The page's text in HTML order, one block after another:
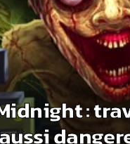
:
dangereux